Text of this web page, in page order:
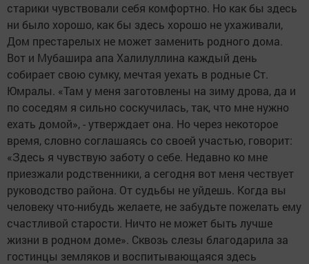
старики чувствовали себя комфортно. Но как бы здесь
ни было хорошо, как бы здесь хорошо не ухаживали,
Дом престарелых не может заменить родного дома.
Вот и Мубашира апа Халилуллина каждый день
собирает свою сумку, мечтая уехать в родные Ст.
Юмралы. «Там у меня заготовлены на зиму дрова, да и
по соседям я сильно соскучилась, так, что мне нужно
ехать домой», - утверждает она. Но через некоторое
время, словно соглашаясь со своей участью, говорит:
«Здесь я чувствую заботу о себе. Недавно ко мне
приезжали родственники, а сегодня вот меня чествует
руководство района. От судьбы не уйдешь. Когда вы
человеку что-нибудь желаете, не забудьте пожелать ему
счастливой старости. Ничто не может быть лучше
жизни в родном доме». Сквозь слезы благодарила за
гостинцы земляков и воспитывающаяся здесь